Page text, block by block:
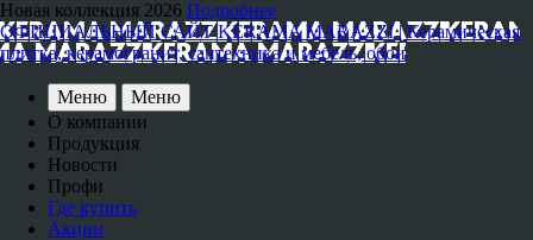
Новая коллекция 2026 Подробнее
ОФИЦИАЛЬНЫЙ САЙТ KERAMA MARAZZI | Керамическая
плитка, керамогранит, сантехника и мебель, обои
Меню
Меню
О компании
Продукция
Новости
Профи
Где купить
Акции